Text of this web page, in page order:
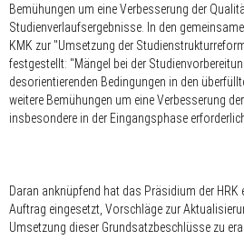
Bemühungen um eine Verbesserung der
Studienverlaufsergebnisse. In den
KMK zur "Umsetzung der
festgestellt: "Mängel bei der
desorientierenden Bedingungen in den
weitere Bemühungen um eine Verbesserung
insbesondere in der Eingangsphase
Daran anknüpfend hat das Präsidium der HRK
Auftrag eingesetzt, Vorschläge zur
Umsetzung dieser Grundsatzbeschlüsse zu